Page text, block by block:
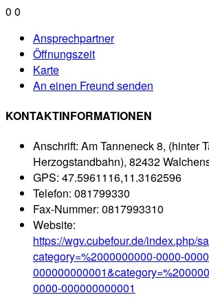
0 0
Ansprechpartner
Öffnungszeit
Karte
An einen Freund senden
KONTAKTINFORMATIONEN
Anschrift: Am Tanneneck 8, (hinter
Herzogstandbahn), 82432
GPS: 47.5961116,11.3162596
Telefon: 081799330
Fax-Nummer: 0817993310
Website:
https://wgv.cubefour.de/index.php/
category=%2000000000-0000-
0000-000000000001